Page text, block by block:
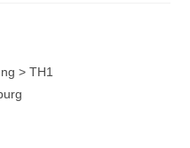
> TH1